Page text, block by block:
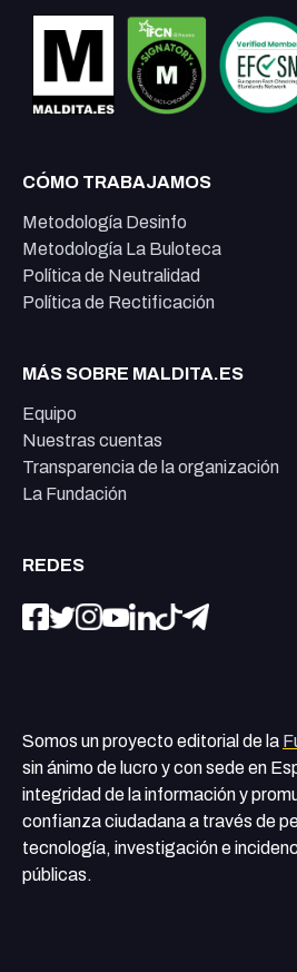
CÓMO TRABAJAMOS
Metodología Desinfo
Metodología La Buloteca
Política de Neutralidad
Política de Rectificación
MÁS SOBRE MALDITA.ES
Equipo
Nuestras cuentas
Transparencia de la organización
La Fundación
REDES
Somos un proyecto editorial de la
sin ánimo de lucro y con sede en
integridad de la información y
confianza ciudadana a través de
tecnología, investigación e
públicas.